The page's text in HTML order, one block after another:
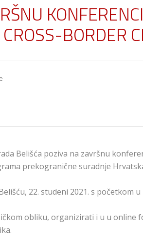
BORDER
Belišća poziva na završnu
prekogranične suradnje
22. studeni 2021. s početkom
obliku, organizirati i u u